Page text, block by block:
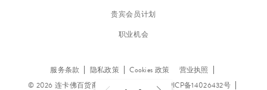
贵宾会员计划
职业机会
服务条款 隐私政策 Cookies 政策
营业执照
© 2026 连卡佛百货商贸(上海)有限公司
沪ICP备14026432号